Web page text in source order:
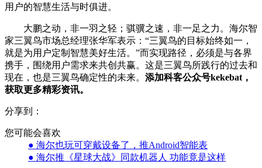
用户的智慧生活与时俱进。
大鹏之动，非一羽之轻；骐骥之速，非一足之力。海尔智
家三翼鸟市场总经理张华军表示：“三翼鸟的目标始终如一，
就是为用户定制智慧美好生活。”而实现路径，必须是与各界
携手，围绕用户需求来共创共赢。这是三翼鸟所践行的过去和
现在，也是三翼鸟确定性的未来。 添加科客公众号kekebat，
获取更多精彩资讯。
分享到：
您可能会喜欢
● 海尔也玩可穿戴设备了，推Android智能表
● 海尔推《星球大战》同款机器人 功能竟是这样